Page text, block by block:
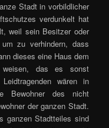
Stadt in vorbildlicher
verdunkelt hat
weil sein Besitzer oder
zu verhindern, dass
dieses eine Haus dem
weisen, das es sonst
wären in
Bewohner des nicht
der ganzen Stadt.
ganzen Stadtteiles sind